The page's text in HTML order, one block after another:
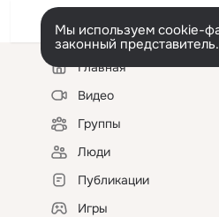
Мы используем cookie-
законный представитель.
Левая
колонкаГлавная
Видео
Группы
Люди
Публикации
Игры